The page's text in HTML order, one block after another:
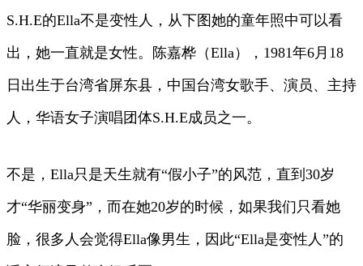
S.H.E的Ella不是变性人，从下图她的童年照中可以看
出，她一直就是女性。陈嘉桦（Ella），1981年6月18
日出生于台湾省屏东县，中国台湾女歌手、演员、主持
人，华语女子演唱团体S.H.E成员之一。
不是，Ella只是天生就有“假小子”的风范，直到30岁
才“华丽变身”，而在她20岁的时候，如果我们只看她
脸，很多人会觉得Ella像男生，因此“Ella是变性人”的